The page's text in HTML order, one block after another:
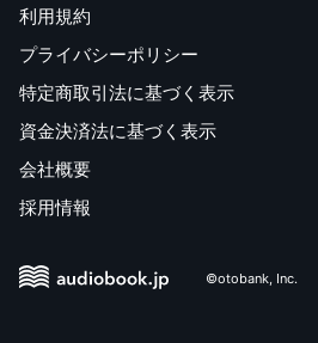
利用規約
プライバシーポリシー
特定商取引法に基づく表示
資金決済法に基づく表示
会社概要
採用情報
©otobank, Inc.